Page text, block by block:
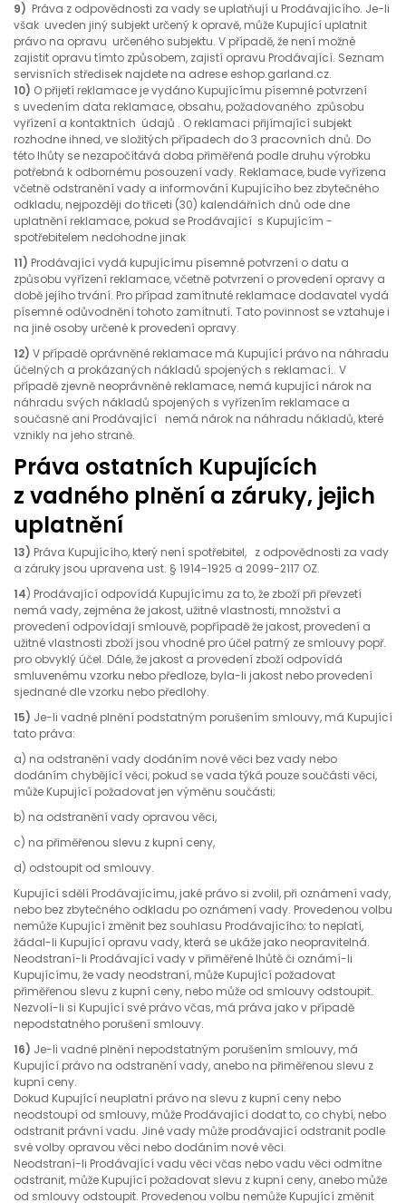
9) Práva z odpovědnosti za vady se uplatňují u Prodávajícího. Je-li
však uveden jiný subjekt určený k opravě, může Kupující uplatnit
právo na opravu určeného subjektu. V případě, že není možné
zajistit opravu tímto způsobem, zajistí opravu Prodávající. Seznam
servisních středisek najdete na adrese eshop.garland.cz.
10) O přijetí reklamace je vydáno Kupujícímu písemné potvrzení
s uvedením data reklamace, obsahu, požadovaného způsobu
vyřízení a kontaktních údajů . O reklamaci přijímající subjekt
rozhodne ihned, ve složitých případech do 3 pracovních dnů. Do
této lhůty se nezapočítává doba přiměřená podle druhu výrobku
potřebná k odbornému posouzení vady. Reklamace, bude vyřízena
včetně odstranění vady a informování Kupujícího bez zbytečného
odkladu, nejpozději do třiceti (30) kalendářních dnů ode dne
uplatnění reklamace, pokud se Prodávající s Kupujícím -
spotřebitelem nedohodne jinak
11) Prodávající vydá kupujícímu písemné potvrzení o datu a
způsobu vyřízení reklamace, včetně potvrzení o provedení opravy a
době jejího trvání. Pro případ zamítnuté reklamace dodavatel vydá
písemné odůvodnění tohoto zamítnutí. Tato povinnost se vztahuje i
na jiné osoby určené k provedení opravy.
12) V případě oprávněné reklamace má Kupující právo na náhradu
účelných a prokázaných nákladů spojených s reklamací.. V
případě zjevně neoprávněné reklamace, nemá kupující nárok na
náhradu svých nákladů spojených s vyřízením reklamace a
současně ani Prodávající nemá nárok na náhradu nákladů, které
vznikly na jeho straně.
Práva ostatních Kupujících
z vadného plnění a záruky, jejich
uplatnění
13) Práva Kupujícího, který není spotřebitel, z odpovědnosti za vady
a záruky jsou upravena ust. § 1914-1925 a 2099-2117 OZ.
14) Prodávající odpovídá Kupujícímu za to, že zboží při převzetí
nemá vady, zejména že jakost, užitné vlastnosti, množství a
provedení odpovídají smlouvě, popřípadě že jakost, provedení a
užitné vlastnosti zboží jsou vhodné pro účel patrný ze smlouvy popř.
pro obvyklý účel. Dále, že jakost a provedení zboží odpovídá
smluvenému vzorku nebo předloze, byla-li jakost nebo provedení
sjednané dle vzorku nebo předlohy.
15) Je-li vadné plnění podstatným porušením smlouvy, má Kupující
tato práva:
a) na odstranění vady dodáním nové věci bez vady nebo
dodáním chybějící věci, pokud se vada týká pouze součásti věci,
může Kupující požadovat jen výměnu součásti;
b) na odstranění vady opravou věci,
c) na přiměřenou slevu z kupní ceny,
d) odstoupit od smlouvy.
Kupující sdělí Prodávajícímu, jaké právo si zvolil, při oznámení vady,
nebo bez zbytečného odkladu po oznámení vady. Provedenou volbu
nemůže Kupující změnit bez souhlasu Prodávajícího; to neplatí,
žádal-li Kupující opravu vady, která se ukáže jako neopravitelná.
Neodstraní-li Prodávající vady v přiměřené lhůtě či oznámí-li
Kupujícímu, že vady neodstraní, může Kupující požadovat
přiměřenou slevu z kupní ceny, nebo může od smlouvy odstoupit.
Nezvolí-li si Kupující své právo včas, má práva jako v případě
nepodstatného porušení smlouvy.
16) Je-li vadné plnění nepodstatným porušením smlouvy, má
Kupující právo na odstranění vady, anebo na přiměřenou slevu z
kupní ceny.
Dokud Kupující neuplatní právo na slevu z kupní ceny nebo
neodstoupí od smlouvy, může Prodávající dodat to, co chybí, nebo
odstranit právní vadu. Jiné vady může prodávající odstranit podle
své volby opravou věci nebo dodáním nové věci.
Neodstraní-li Prodávající vadu věci včas nebo vadu věci odmítne
odstranit, může Kupující požadovat slevu z kupní ceny, anebo může
od smlouvy odstoupit. Provedenou volbu nemůže Kupující změnit